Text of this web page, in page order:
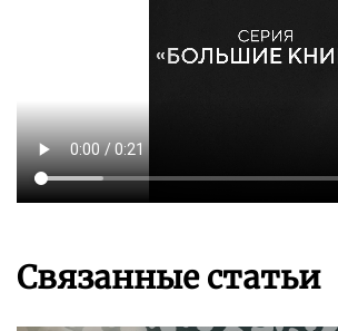
Связанные статьи